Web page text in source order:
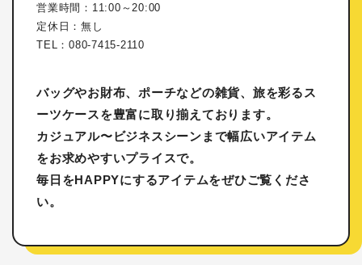
営業時間：11:00～20:00
定休日：無し
TEL：080-7415-2110
バッグやお財布、ポーチなどの雑貨、旅を彩るス
ーツケースを豊富に取り揃えております。
カジュアル〜ビジネスシーンまで幅広いアイテム
をお求めやすいプライスで。
毎日をHAPPYにするアイテムをぜひご覧くださ
い。